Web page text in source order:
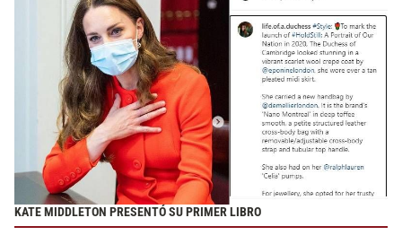
KATE MIDDLETON PRESENTÓ SU PRIMER LIBRO